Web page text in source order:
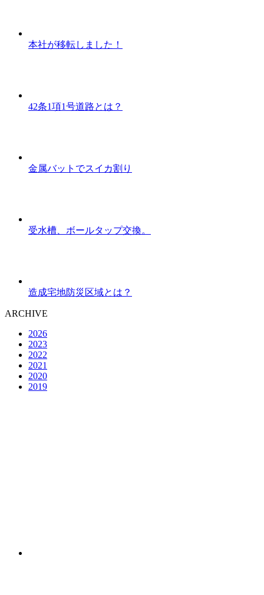
本社が移転しました！
42条1項1号道路とは？
金属バットでスイカ割り
受水槽、ボールタップ交換。
造成宅地防災区域とは？
ARCHIVE
2026
2023
2022
2021
2020
2019